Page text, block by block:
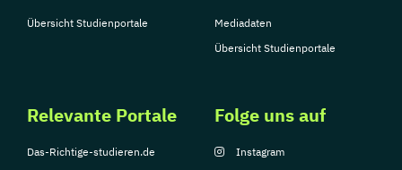
Übersicht Studienportale
Mediadaten
Übersicht Studienportale
Relevante Portale
Das-Richtige-studieren.de
Folge uns auf
Instagram